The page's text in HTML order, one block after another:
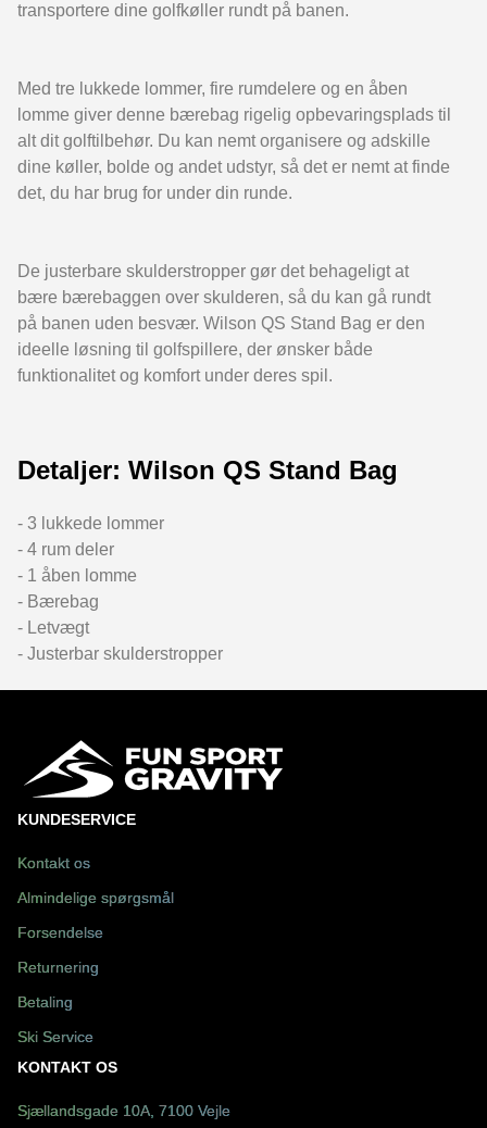
transportere dine golfkøller rundt på banen.
Med tre lukkede lommer, fire rumdelere og en åben
lomme giver denne bærebag rigelig opbevaringsplads til
alt dit golftilbehør. Du kan nemt organisere og adskille
dine køller, bolde og andet udstyr, så det er nemt at finde
det, du har brug for under din runde.
De justerbare skulderstropper gør det behageligt at
bære bærebaggen over skulderen, så du kan gå rundt
på banen uden besvær. Wilson QS Stand Bag er den
ideelle løsning til golfspillere, der ønsker både
funktionalitet og komfort under deres spil.
Detaljer: Wilson QS Stand Bag
- 3 lukkede lommer
- 4 rum deler
- 1 åben lomme
- Bærebag
- Letvægt
- Justerbar skulderstropper
KUNDESERVICE
Kontakt os
Almindelige spørgsmål
Forsendelse
Returnering
Betaling
Ski Service
KONTAKT OS
Sjællandsgade 10A, 7100 Vejle